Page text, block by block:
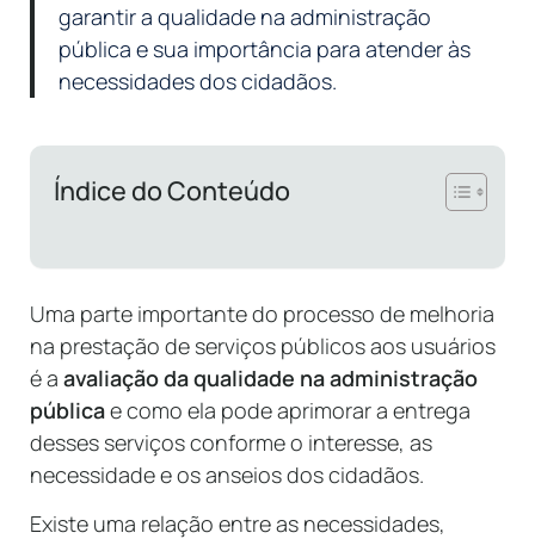
garantir a qualidade na administração
pública e sua importância para atender às
necessidades dos cidadãos.
Índice do Conteúdo
Uma parte importante do processo de melhoria
na prestação de serviços públicos aos usuários
é a avaliação da qualidade na administração
públicae como ela pode aprimorar a entrega
desses serviços conforme o interesse, as
necessidade e os anseios dos cidadãos.
Existe uma relação entre as necessidades,